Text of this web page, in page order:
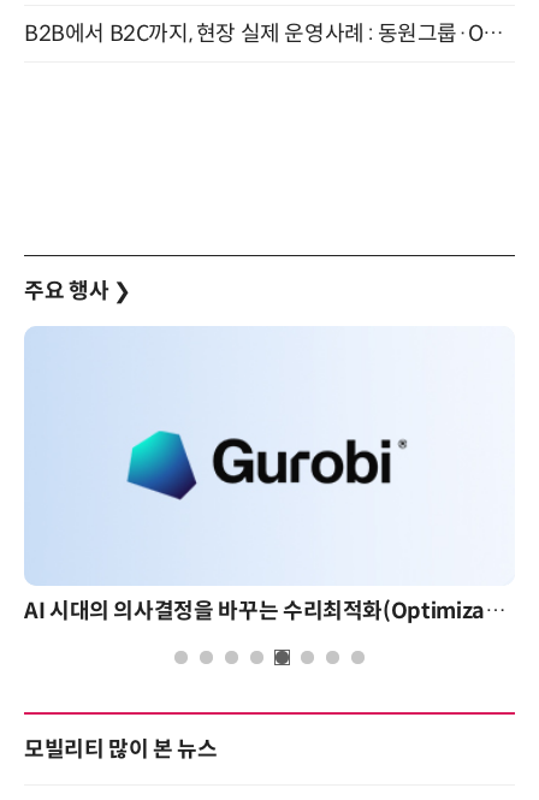
B2B에서 B2C까지, 현장 실제 운영사례 : 동원그룹·OCI·다이닝브랜즈그룹·당근 (8/27)
주요 행사 ❯
AI 시대의 의사결정을 바꾸는 수리최적화(Optimization): 실제 산업 적용 사례와 활용 전략
모빌리티 많이 본 뉴스